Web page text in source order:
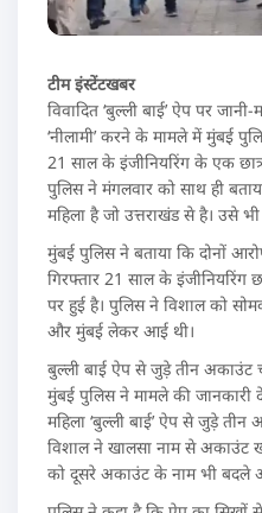
टीम इंस्टेंटखबर
विवादित ‘बुल्ली बाई’ ऐप पर
‘नीलामी’ करने के मामले में मुंबई
21 साल के इंजीनियरिंग के एक
पुलिस ने मंगलवार को साथ ही
महिला है जो उत्तराखंड से है। उसे भी
मुंबई पुलिस ने बताया कि दोनों
गिरफ्तार 21 साल के इंजीनियरिंग
पर हुई है। पुलिस ने विशाल को
और मुंबई लेकर आई थी।
बुल्ली बाई ऐप से जुड़े तीन अकाउंट
मुंबई पुलिस ने मामले की जानकारी
महिला ‘बुल्ली बाई’ ऐप से जुड़े
विशाल ने खालसा नाम से अकाउंट
को दूसरे अकाउंट के नाम भी बदले